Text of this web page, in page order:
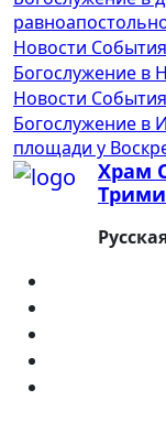
Октябрь 2024
Сентябрь
Август 2024
Июль 2024
Июнь 2024
Май 2024
Апрель 2024
Март 2024
Январь 2024
Новости
Богослужение в
Новости
Богослужение в
площади у
Храм